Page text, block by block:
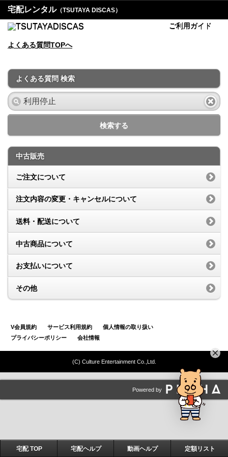
宅配レンタル（TSUTAYA DISCAS）
ご利用ガイド
よくある質問TOPへ
よくある質問 検索
検索する
中古販売
ご注文について
注文内容の変更・キャンセルについて
送料・配送について
中古商品について
お支払いについて
その他
V会員規約 サービス利用規約
個人情報の取り扱い
プライバシーポリシー
会社情報
(C) Culture Entertainment Co.,Ltd.
宅配 TOP 宅配ヘルプ 動画ヘルプ 定額リスト
Powered by